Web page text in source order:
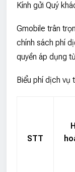
Kính gửi Quý
Gmobile trân
chính sách phí
quyền áp dụng
Biểu phí dịch vụ
STT